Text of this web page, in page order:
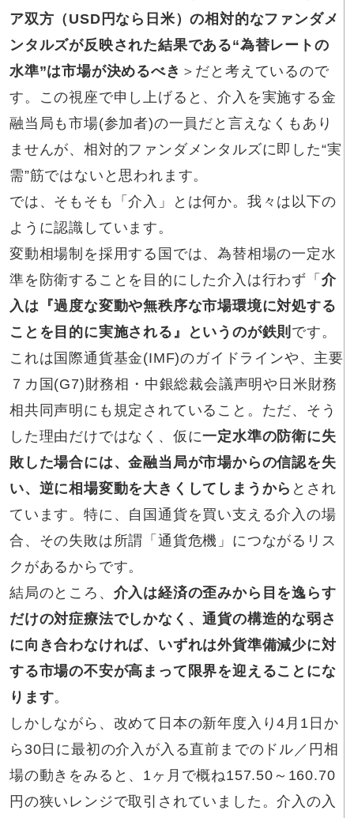
ア双方（USD円なら日米）の相対的なファンダメ
ンタルズが反映された結果である“為替レートの
水準”は市場が決めるべき ＞だと考えているので
す。この視座で申し上げると、介入を実施する金
融当局も市場(参加者)の一員だと言えなくもあり
ませんが、相対的ファンダメンタルズに即した“実
需”筋ではないと思われます。
では、そもそも「介入」とは何か。我々は以下の
ように認識しています。
変動相場制を採用する国では、為替相場の一定水
準を防衛することを目的にした介入は行わず「 介
入は『過度な変動や無秩序な市場環境に対処する
ことを目的に実施される』というのが鉄則 です。
これは国際通貨基金(IMF)のガイドラインや、主要
７カ国(G7)財務相・中銀総裁会議声明や日米財務
相共同声明にも規定されていること。ただ、そう
した理由だけではなく、仮に一定水準の防衛に失
敗した場合‌には、金融当局が市場からの信認を失
い、逆に相場変動を大きくしてしまうから とされ
ています。特に、自国通貨を買い支える介入の場
合、その失敗は所謂「通貨危機」につながるリス
クがあるからです。
結局のところ、 介入は経済の歪みから目を逸らす
だけの対症療法でしかなく、通貨の構造的な弱さ
に向き合わなければ、いずれは外貨準備減少に対
する市場の不安が高まって限界を迎えることにな
ります。
しかしながら、改めて日本の新年度入り4月1日か
ら30日に最初の介入が入る直前までのドル／円相
場の動きをみると、1ヶ月で概ね157.50～160.70
円の狭いレンジで取引されていました。介入の入